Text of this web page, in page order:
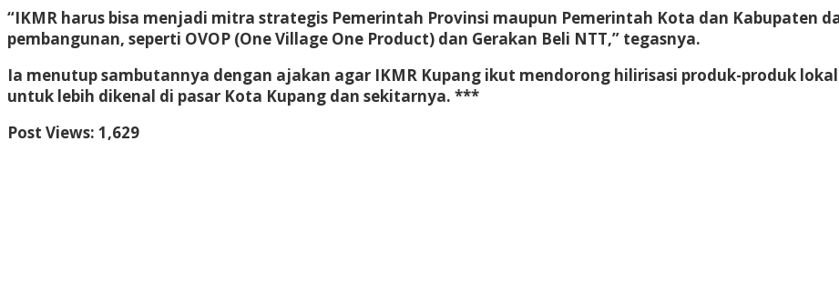
“IKMR harus bisa menjadi mitra strategis Pemerintah Provinsi maupun Pemerintah Kota dan Kabupaten
pembangunan, seperti OVOP (One Village One Product) dan Gerakan Beli NTT,” tegasnya.
Ia menutup sambutannya dengan ajakan agar IKMR Kupang ikut mendorong hilirisasi produk-produk
untuk lebih dikenal di pasar Kota Kupang dan sekitarnya. ***
Post Views: 1,629